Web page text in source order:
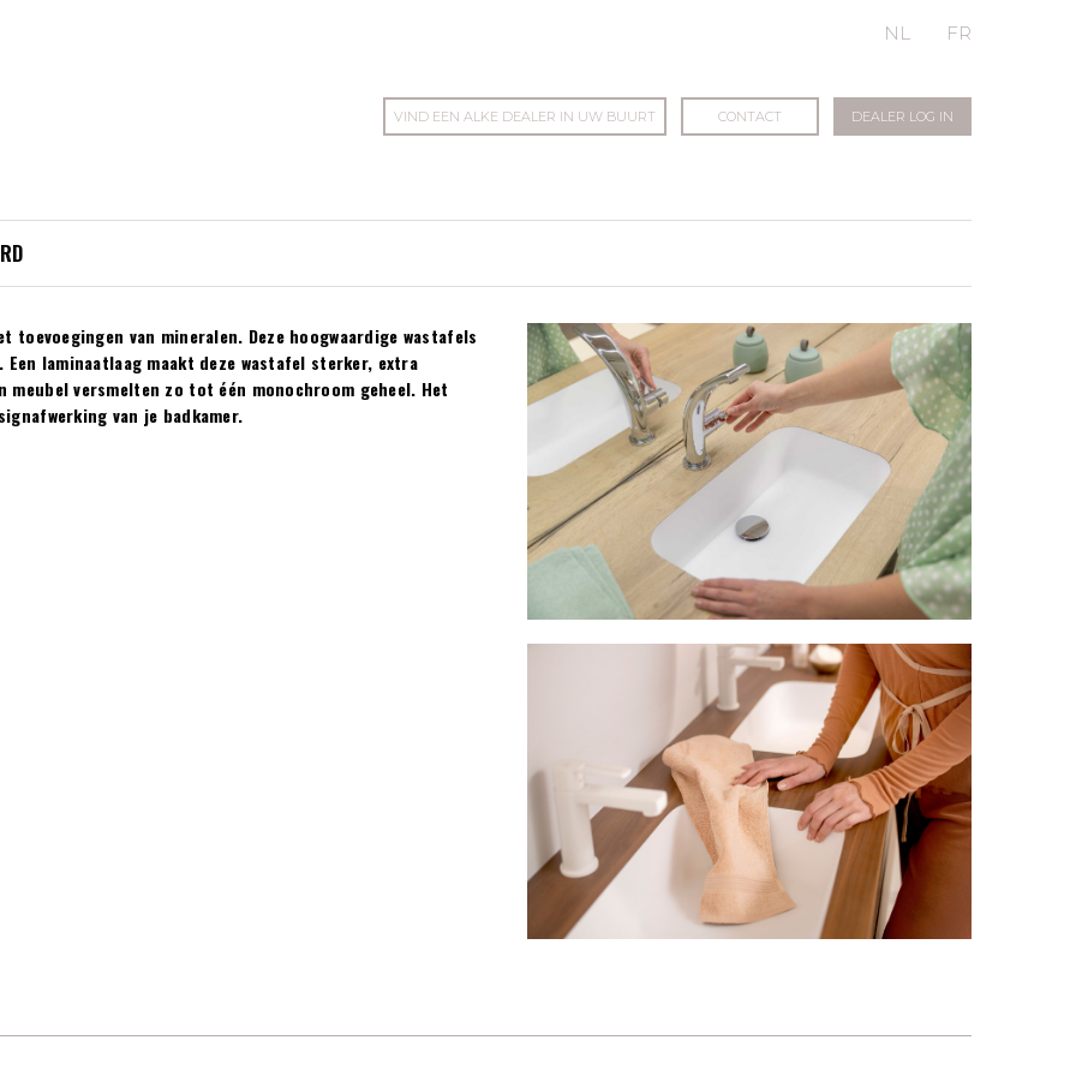
NL FR
VIND EEN ALKE DEALER IN UW BUURT CONTACT DEALER LOG IN
van mineralen. Deze hoogwaardige wastafels
laminaatlaag maakt deze wastafel sterker, extra
versmelten zo tot één monochroom geheel. Het
van je badkamer.